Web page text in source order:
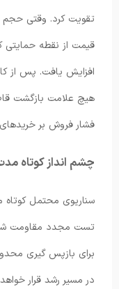
قیمت از نقطه حمایتی
افزایش یافت. پس از
هیچ علامت بازگشت
فشار فروش بر
چشم انداز کوتاه
سناریوی محتمل کوتاه
تست مجدد مقاومت
در مسیر رشد قرار